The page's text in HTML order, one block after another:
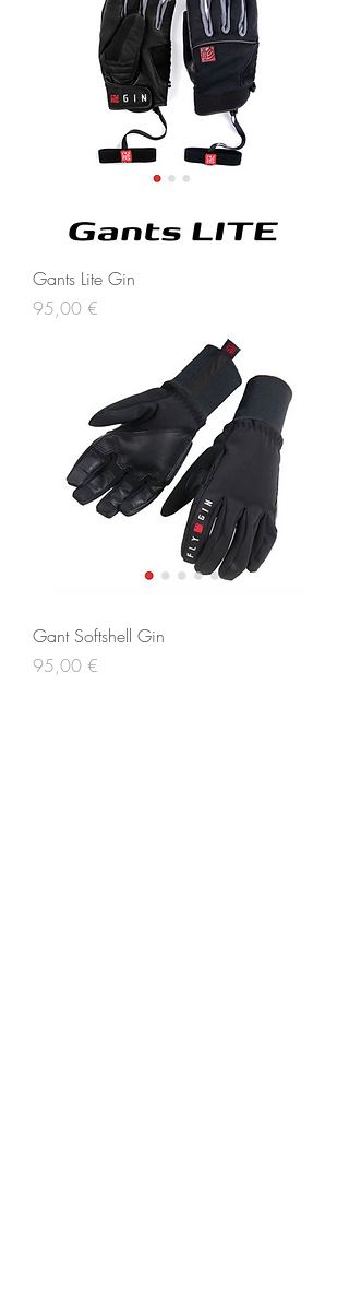
Gants Lite Gin
Prix
95,00 €
Gant Softshell Gin
Prix
95,00 €